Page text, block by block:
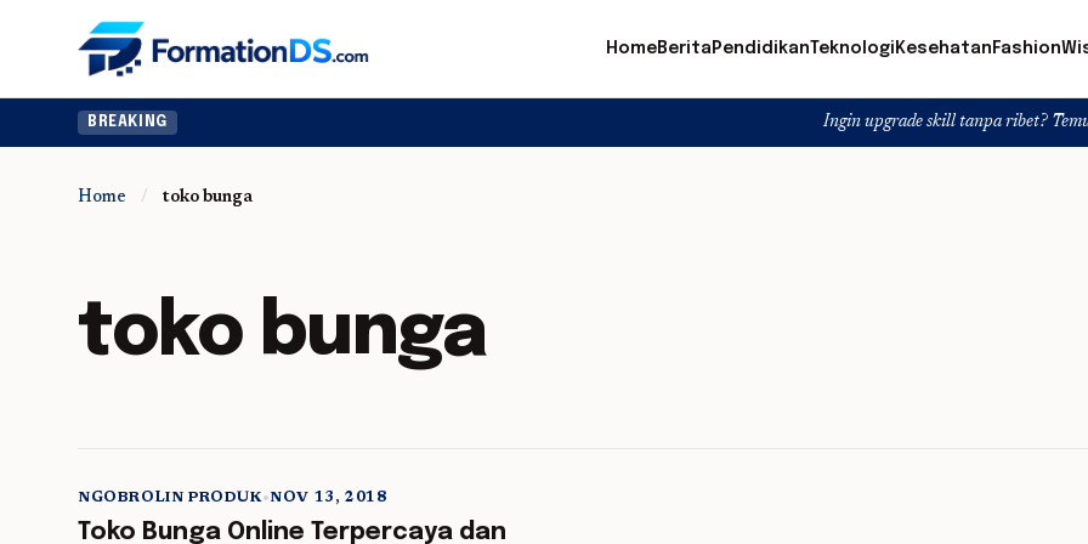
HomeBerita PendidikanTeknologi Kesehatan Fashion
BREAKING Ingin upgrade skill tanpa ribet? Temukan kelas
Home / toko bunga
toko bunga
5 min read
NGOBROLIN PRODUK•NOV 13, 2018
Toko Bunga Online Terpercaya dan